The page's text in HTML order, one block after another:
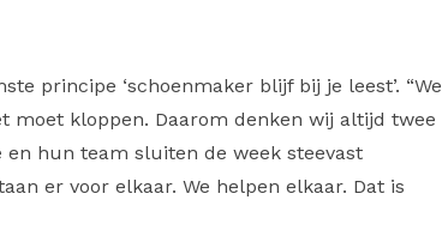
principe ‘schoenmaker blijf bij je leest’. “We
moet kloppen. Daarom denken wij altijd twee
en hun team sluiten de week steevast
er voor elkaar. We helpen elkaar. Dat is